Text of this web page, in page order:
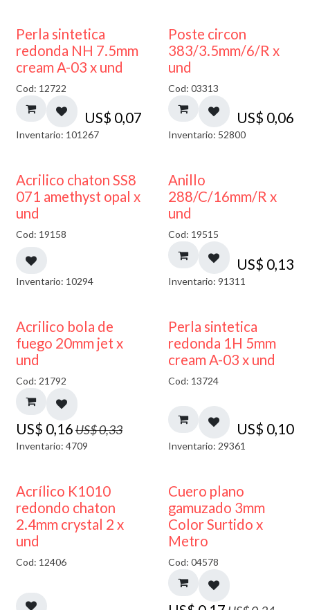
Perla sintetica
redonda NH 7.5mm
cream A-03 x und
Cod: 12722
US$ 0,07
Inventario: 101267
Poste circon
383/3.5mm/6/R x
und
Cod: 03313
US$ 0,06
Inventario: 52800
50% DESCUENTO
Acrilico chaton SS8
071 amethyst opal x
und
Cod: 19158
Inventario: 10294
Anillo
288/C/16mm/R x
und
Cod: 19515
US$ 0,13
Inventario: 91311
50% DESCUENTO
Acrilico bola de
fuego 20mm jet x
und
Cod: 21792
US$ 0,16US$0,33
Inventario: 4709
Perla sintetica
redonda 1H 5mm
cream A-03 x und
Cod: 13724
US$ 0,10
Inventario: 29361
50% DESCUENTO
Acrílico K1010
redondo chaton
2.4mm crystal 2 x
und
Cod: 12406
50% DESCUENTO
Cuero plano
gamuzado 3mm
Color Surtido x
Metro
Cod: 04578